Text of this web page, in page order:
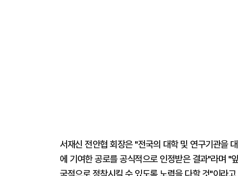
서재신 전안협 회장은 "전국의 대학 및 연구기관을
에 기여한 공로를 공식적으로 인정받은 결과"라며 "